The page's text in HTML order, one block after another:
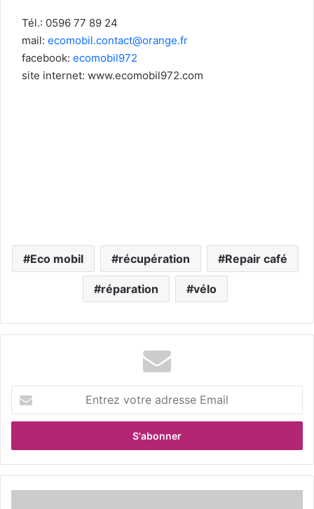
Tél.: 0596 77 89 24
mail: ecomobil.contact@orange.fr
facebook: ecomobil972
site internet: www.ecomobil972.com
Eco mobil récupération Repair café
réparation vélo
t
e
z